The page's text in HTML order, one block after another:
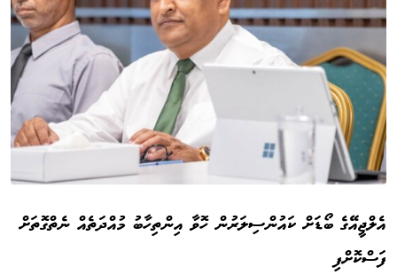
އެލްޖީއޭގެ ބޯޑަށް ކައުންސިލަރުން ހޮވާ އިންތިހާބު މުއްދަތެއް ނެތްގޮތަށް
ފަސްކޮށްފި